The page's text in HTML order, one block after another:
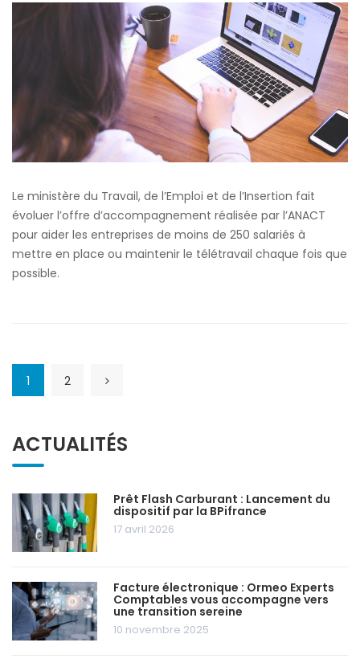
Le ministère du Travail, de l’Emploi et de l’Insertion fait
évoluer l’offre d’accompagnement réalisée par l’ANACT
pour aider les entreprises de moins de 250 salariés à
mettre en place ou maintenir le télétravail chaque fois que
possible.
1 2
ACTUALITÉS
Prêt Flash Carburant : Lancement du
dispositif par la BPifrance
17 avril 2026
Facture électronique : Ormeo Experts
Comptables vous accompagne vers
une transition sereine
10 novembre 2025